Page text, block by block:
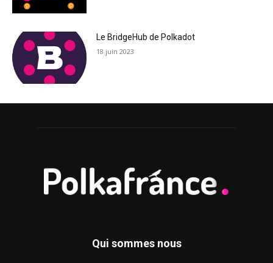
Le BridgeHub de Polkadot
18 juin 2023
Qui sommes nous